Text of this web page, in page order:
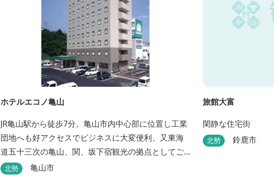
ホテルエコノ亀山
JR亀山駅から徒歩7分。亀山市内中心部に位置し工業
団地へも好アクセスでビジネスに大変便利、又東海
道五十三次の亀山、関、坂下宿観光の拠点としてご
利用いただけます。無料朝食（セルフサービス）、
北勢 亀山市
旅館大富
閑静な住宅街
北勢 鈴鹿市